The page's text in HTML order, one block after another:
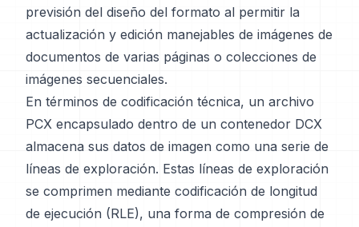
previsión del diseño del formato al permitir la
actualización y edición manejables de imágenes de
documentos de varias páginas o colecciones de
imágenes secuenciales.
En términos de codificación técnica, un archivo
PCX encapsulado dentro de un contenedor DCX
almacena sus datos de imagen como una serie de
líneas de exploración. Estas líneas de exploración
se comprimen mediante codificación de longitud
de ejecución (RLE), una forma de compresión de